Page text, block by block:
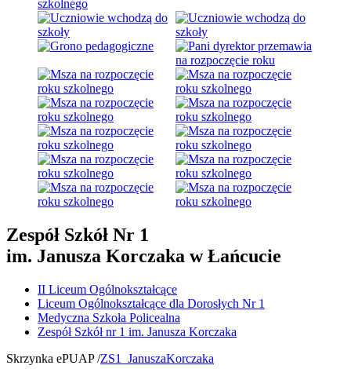
Zespół Szkół Nr 1
im. Janusza Korczaka w Łańcucie
II Liceum Ogólnokształcące
Liceum Ogólnokształcące dla Dorosłych Nr 1
Medyczna Szkoła Policealna
Zespół Szkół nr 1 im. Janusza Korczaka
Skrzynka ePUAP /ZS1_JanuszaKorczaka